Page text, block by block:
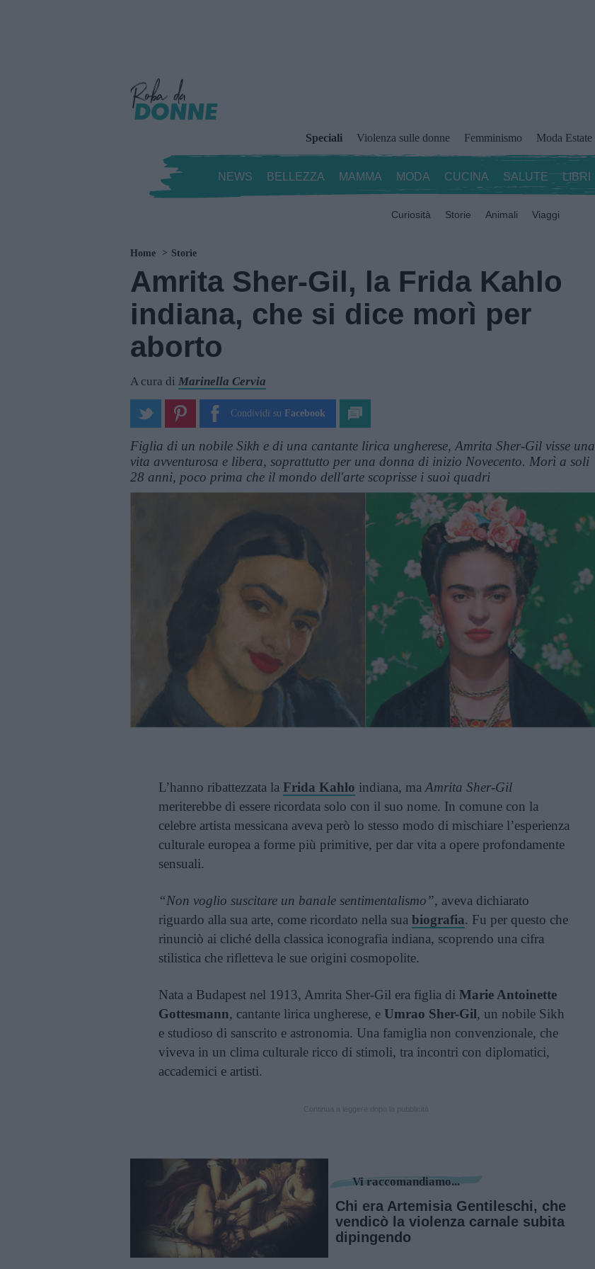
Speciali Violenza sulle donne Femminismo Moda Estate
NEWS BELLEZZA MAMMA MODA CUCINA SALUTE LIBRI
Curiosità Storie Animali Viaggi
Home Storie
Amrita Sher-Gil, la Frida Kahlo
indiana, che si dice morì per
aborto
A cura di Marinella Cervia
Condividi su Facebook
Figlia di un nobile Sikh e di una cantante lirica ungherese, Amrita Sher-Gil visse una
vita avventurosa e libera, soprattutto per una donna di inizio Novecento. Morì a soli
28 anni, poco prima che il mondo dell'arte scoprisse i suoi quadri
L’hanno ribattezzata la Frida Kahlo indiana, ma Amrita Sher-Gil
meriterebbe di essere ricordata solo con il suo nome. In comune con la
celebre artista messicana aveva però lo stesso modo di mischiare l’esperienza
culturale europea a forme più primitive, per dar vita a opere profondamente
sensuali.
“Non voglio suscitare un banale sentimentalismo”, aveva dichiarato
riguardo alla sua arte, come ricordato nella sua biografia. Fu per questo che
rinunciò ai cliché della classica iconografia indiana, scoprendo una cifra
stilistica che rifletteva le sue origini cosmopolite.
Nata a Budapest nel 1913, Amrita Sher-Gil era figlia di Marie Antoinette
Gottesmann, cantante lirica ungherese, e Umrao Sher-Gil, un nobile Sikh
e studioso di sanscrito e astronomia. Una famiglia non convenzionale, che
viveva in un clima culturale ricco di stimoli, tra incontri con diplomatici,
accademici e artisti.
Vi raccomandiamo...
Chi era Artemisia Gentileschi, che
vendicò la violenza carnale subita
dipingendo